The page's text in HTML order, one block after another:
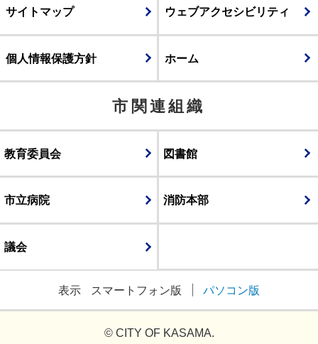
サイトマップ ウェブアクセシビリティ
個人情報保護方針 ホーム
市関連組織
教育委員会 図書館
市立病院 消防本部
議会
表示 スマートフォン版 パソコン版
© CITY OF KASAMA.